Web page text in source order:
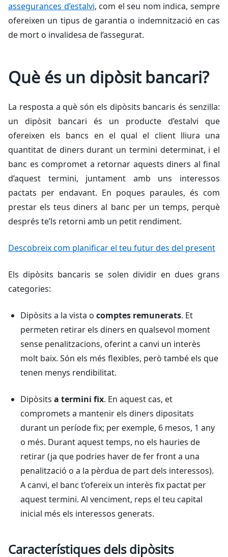
assegurances d’estalvi, com el seu nom indica, sempre
ofereixen un tipus de garantia o indemnització en cas
de mort o invalidesa de l’assegurat.
Què és un dipòsit bancari?
La resposta a què són els dipòsits bancaris és senzilla:
un dipòsit bancari és un producte d’estalvi que
ofereixen els bancs en el qual el client lliura una
quantitat de diners durant un termini determinat, i el
banc es compromet a retornar aquests diners al final
d’aquest termini, juntament amb uns interessos
pactats per endavant. En poques paraules, és com
prestar els teus diners al banc per un temps, perquè
després te’ls retorni amb un petit rendiment.
Descobreix com planificar el teu futur des del present
Els dipòsits bancaris se solen dividir en dues grans
categories:
Dipòsits a la vista o comptes remunerats. Et
permeten retirar els diners en qualsevol moment
sense penalitzacions, oferint a canvi un interès
molt baix. Són els més flexibles, però també els que
tenen menys rendibilitat.
Dipòsits a termini fix. En aquest cas, et
compromets a mantenir els diners dipositats
durant un període fix; per exemple, 6 mesos, 1 any
o més. Durant aquest temps, no els hauries de
retirar (ja que podries haver de fer front a una
penalització o a la pèrdua de part dels interessos).
A canvi, el banc t’ofereix un interès fix pactat per
aquest termini. Al venciment, reps el teu capital
inicial més els interessos generats.
Característiques dels dipòsits